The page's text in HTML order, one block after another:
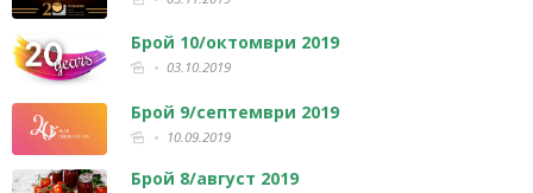
Брой 10/октомври 2019
03.10.2019
Брой 9/септември 2019
10.09.2019
Брой 8/август 2019